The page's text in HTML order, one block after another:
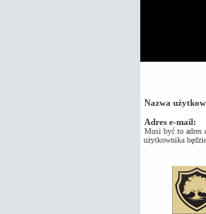
Nazwa
Adres e-mail:
Musi być to adres
użytkownika